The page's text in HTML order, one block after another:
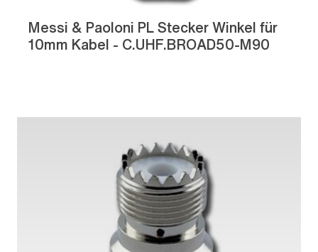
Messi & Paoloni PL Stecker Winkel für
10mm Kabel - C.UHF.BROAD50-M90